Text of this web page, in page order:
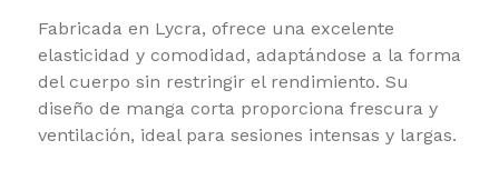
Fabricada en Lycra, ofrece una excelente
elasticidad y comodidad, adaptándose a la forma
del cuerpo sin restringir el rendimiento. Su
diseño de manga corta proporciona frescura y
ventilación, ideal para sesiones intensas y largas.